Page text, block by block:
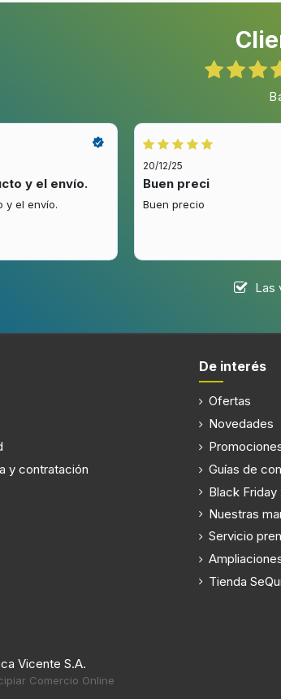
y el envío.
y el envío.
20/12/25
Buen preci
Buen precio
Las
y contratación
De interés
Ofertas
Novedades
Guías de
Black Friday
Nuestras
Servicio
Tienda
Vicente S.A.
Comercio Online